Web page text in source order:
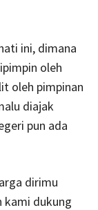
ini, dimana
oleh
oleh pimpinan
diajak
pun ada
dirimu
kami dukung